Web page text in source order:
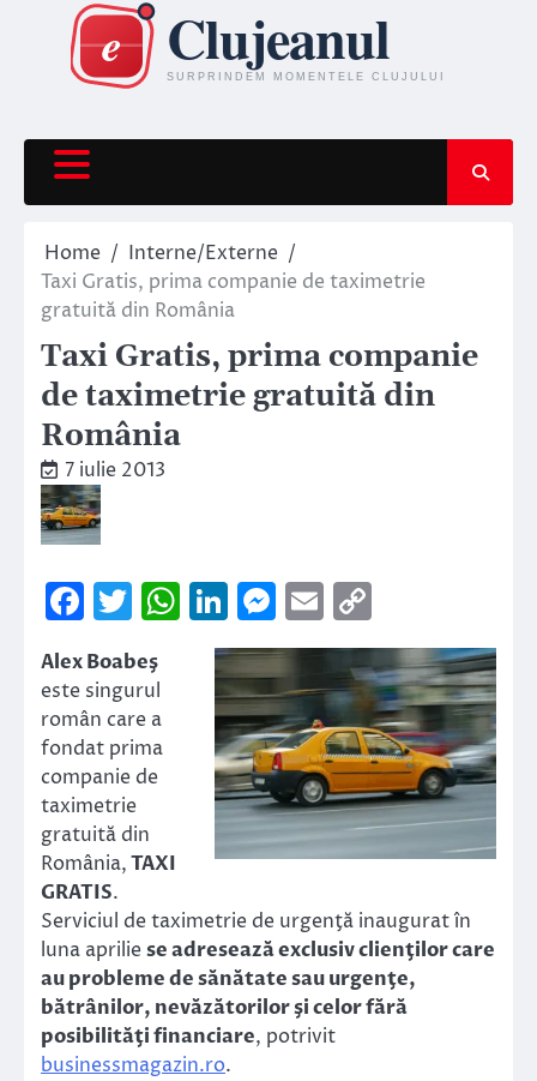
content
Home
Interne/Externe
Taxi Gratis, prima companie de taximetrie
gratuită din România
Taxi Gratis, prima companie
de taximetrie gratuită din
România
7 iulie 2013
Facebook
Twitter
WhatsApp
LinkedIn
Messenger
Email
Link
Alex Boabeş
este singurul
român care a
fondat prima
companie de
taximetrie
gratuită din
România,TAXI
GRATIS.
Serviciul de taximetrie de urgenţă inaugurat în
luna apriliese adresează exclusiv clienţilor care
au probleme de sănătate sau urgenţe,
bătrânilor, nevăzătorilor şi celor fără
posibilităţi financiare, potrivit
businessmagazin.ro.